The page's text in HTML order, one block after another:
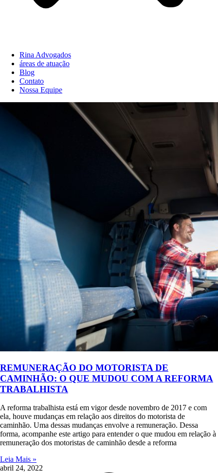
Rina Advogados
áreas de atuação
Blog
Contato
Nossa Equipe
REMUNERAÇÃO DO MOTORISTA DE
CAMINHÃO: O QUE MUDOU COM A REFORMA
TRABALHISTA
A reforma trabalhista está em vigor desde novembro de 2017 e com
ela, houve mudanças em relação aos direitos do motorista de
caminhão. Uma dessas mudanças envolve a remuneração. Dessa
forma, acompanhe este artigo para entender o que mudou em relação à
remuneração dos motoristas de caminhão desde a reforma
Leia Mais »
abril 24, 2022